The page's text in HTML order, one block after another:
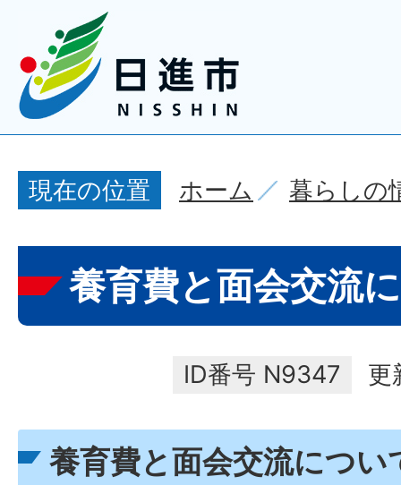
現在の位置 ホーム 暮らしの
養育費と面会交流
ID番号 N9347 更
養育費と面会交流につい